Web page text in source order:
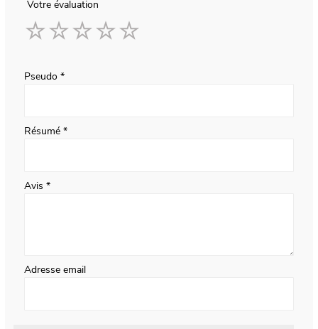
Votre évaluation
Pseudo
Résumé
Avis
Adresse email